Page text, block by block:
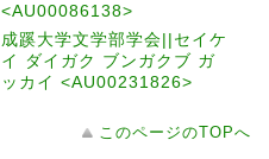
<AU00086138>
成蹊大学文学部学会||セイケ
イ ダイガク ブンガクブ ガ
ッカイ <AU00231826>
このページのTOPへ